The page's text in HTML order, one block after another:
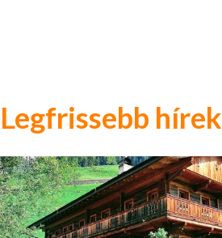
Legfrissebb hírek